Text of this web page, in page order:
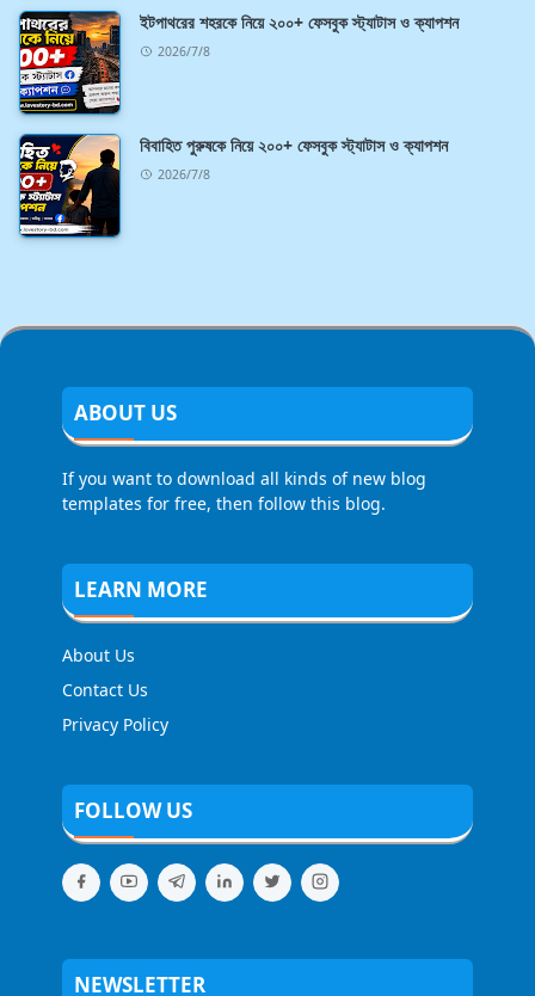
ইটপাথরের শহরকে নিয়ে ২০০+ ফেসবুক স্ট্যাটাস ও ক্যাপশন
2026/7/8
বিবাহিত পুরুষকে নিয়ে ২০০+ ফেসবুক স্ট্যাটাস ও ক্যাপশন
2026/7/8
ABOUT US
If you want to download all kinds of new blog
templates for free, then follow this blog.
LEARN MORE
About Us
Contact Us
Privacy Policy
FOLLOW US
NEWSLETTER